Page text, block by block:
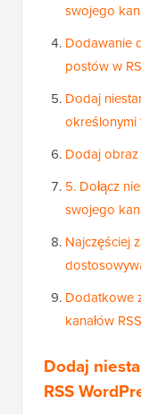
swojego
Dodawanie
postów w
Dodaj
określonymi
Dodaj obraz
5. Dołącz
swojego
Najczęściej
Dodatkowe
kanałów
Dodaj
RSS